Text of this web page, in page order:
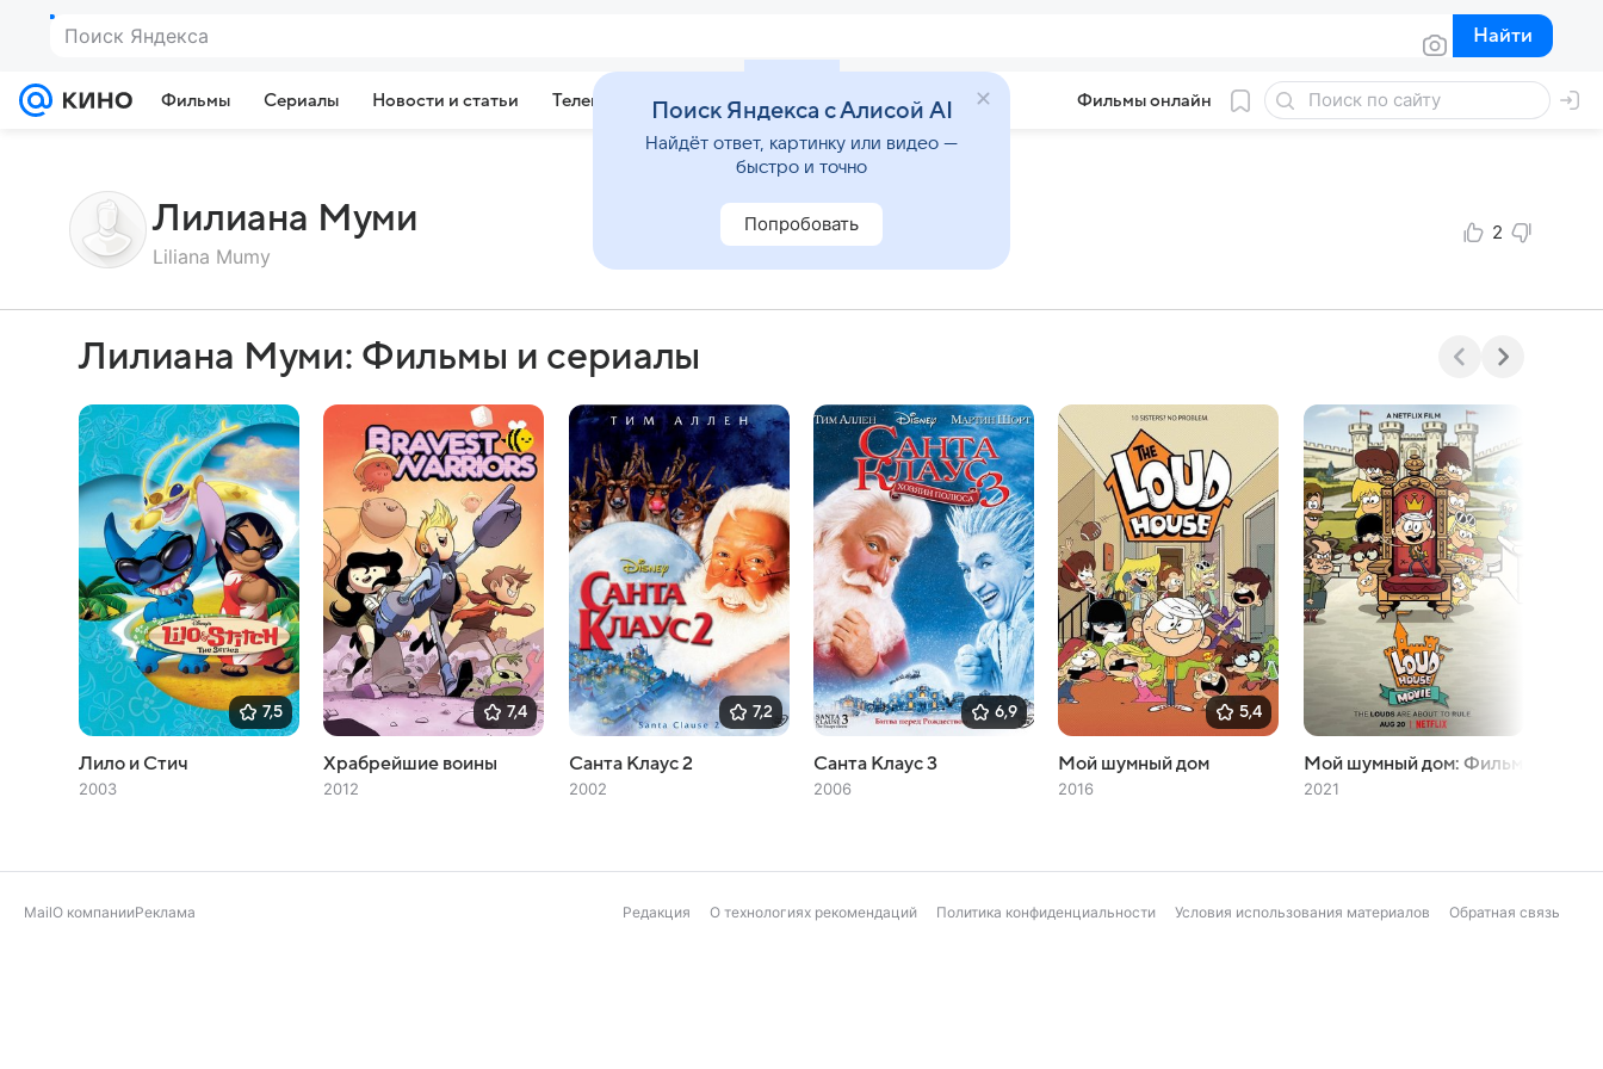
Поиск Яндекса Найти
Найти
Фильмы Сериалы Новости и статьи Телепрограмма Звезды Фильмы онлайн
Лилиана Муми
Liliana Mumy
2
Лилиана Муми: Фильмы и сериалы
7,5
Лило и Стич
2003
7,4
Храбрейшие воины
2012
7,2
Санта Клаус 2
2002
6,9
Санта Клаус 3
2006
5,4
Мой шумный дом
2016
Мой шумный дом: Фильм
2021
MailО компанииРеклама Редакция О технологиях рекомендаций Политика конфиденциальности Условия использования материалов Обратная связь
Поиск Яндекса с Алисой AI
Найдёт ответ, картинку или видео —
быстро и точно
Попробовать